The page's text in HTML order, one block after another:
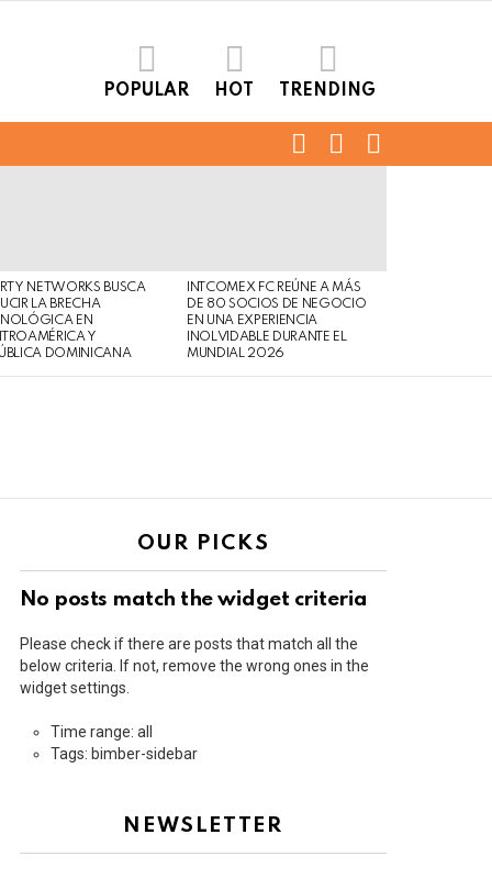
POPULAR HOT TRENDING
FOLLOWSEARCH
NETWORKS BUSCA
LA BRECHA
EN
Y
DOMINICANA
INTCOMEX FC REÚNE A MÁS
DE 80 SOCIOS DE NEGOCIO
EN UNA EXPERIENCIA
INOLVIDABLE DURANTE EL
MUNDIAL 2026
OUR PICKS
No posts match the widget criteria
Please check if there are posts that match all the
below criteria. If not, remove the wrong ones in the
widget settings.
Time range: all
Tags: bimber-sidebar
NEWSLETTER